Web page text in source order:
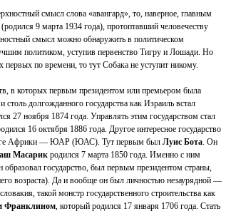
смысл слова «авангард», то, наверное, главным
(родился 9 марта 1934 года), протоптавший человечеству
смысл можно обнаружить в политическом
политиком, уступив первенство Тигру и Лошади. Но
по времени, то тут Собака не уступит никому.
в которых первым президентом или премьером была
долгожданного государства как Израиль встал
27 ноября 1874 года. Управлять этим государством стал
16 октября 1886 года. Другое интересное государство
юге Африки — ЮАР (ЮАС). Тут первым был Луис Бота. Он
Масарик родился 7 марта 1850 года. Именно с ним
образовал государство, был первым президентом страны,
возраста). Да и вообще он был личностью незаурядной —
такой монстр государственного строительства как
Франклином, который родился 17 января 1706 года. Стать